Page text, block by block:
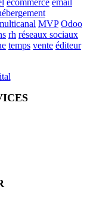
MVP Odoo
rh réseaux sociaux
temps vente éditeur